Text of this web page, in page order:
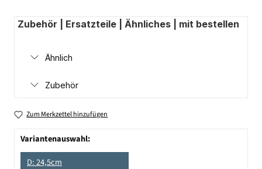
Zubehör | Ersatzteile | Ähnliches | mit bestellen
Ähnlich
Zubehör
Zum Merkzettel hinzufügen
Variantenauswahl:
D: 24,5cm